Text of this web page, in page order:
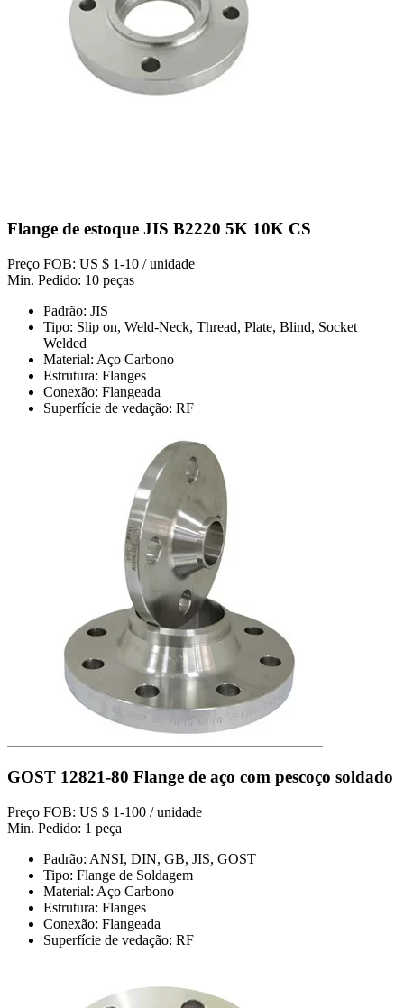
Flange de estoque JIS B2220 5K 10K CS
Preço FOB: US $ 1-10 / unidade
Min. Pedido: 10 peças
Padrão: JIS
Tipo: Slip on, Weld-Neck, Thread, Plate, Blind, Socket
Welded
Material: Aço Carbono
Estrutura: Flanges
Conexão: Flangeada
Superfície de vedação: RF
GOST 12821-80 Flange de aço com pescoço soldado
Preço FOB: US $ 1-100 / unidade
Min. Pedido: 1 peça
Padrão: ANSI, DIN, GB, JIS, GOST
Tipo: Flange de Soldagem
Material: Aço Carbono
Estrutura: Flanges
Conexão: Flangeada
Superfície de vedação: RF